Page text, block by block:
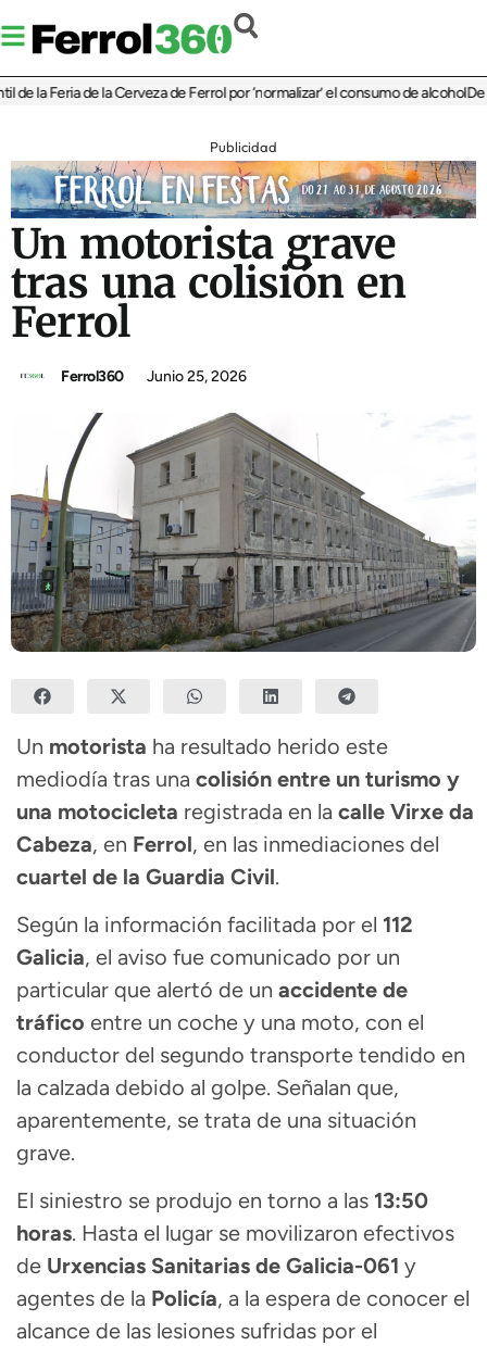
Feria de la Cerveza de Ferrol por ‘normalizar’ el consumo de alcoholDe
Publicidad
Un motorista grave
tras una colisión en
Ferrol
Ferrol360 Junio 25, 2026
Un motorista ha resultado herido este
mediodía tras una colisión entre un turismo y
una motocicleta registrada en la calle Virxe da
Cabeza, en Ferrol, en las inmediaciones del
cuartel de la Guardia Civil.
Según la información facilitada por el 112
Galicia, el aviso fue comunicado por un
particular que alertó de un accidente de
tráfico entre un coche y una moto, con el
conductor del segundo transporte tendido en
la calzada debido al golpe. Señalan que,
aparentemente, se trata de una situación
grave.
El siniestro se produjo en torno a las 13:50
horas. Hasta el lugar se movilizaron efectivos
de Urxencias Sanitarias de Galicia-061 y
agentes de la Policía, a la espera de conocer el
alcance de las lesiones sufridas por el